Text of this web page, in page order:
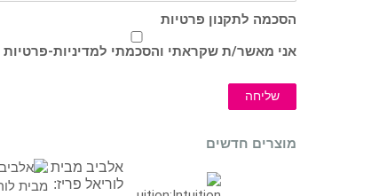
הסכמה לתקנון פרטיות
אני מאשר/ת שקראתי והסכמתי למדיניות-פרטיות
שליחה
מוצרים חדשים
אלביב מבית
לוריאל פריז: